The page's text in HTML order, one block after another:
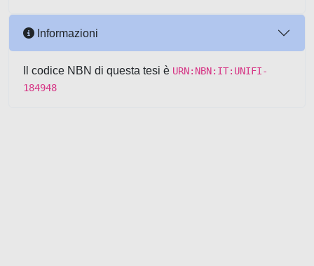
Informazioni
Il codice NBN di questa tesi è URN:NBN:IT:UNIFI-
184948